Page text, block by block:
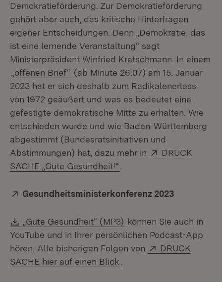
Demokratieförderung. Zur Demokratieförderung
gehört aber auch, das kritische Hinterfragen
eigener Entscheidungen. Denn „Demokratie, das
ist eine lernende Veranstaltung“ sagt
Ministerpräsident Winfried Kretschmann. In einem
„offenen Brief“ (ab Minute 26:07) am 15. Januar
2023 hat er sich deshalb zum Radikalenerlass
von 1972 geäußert und was es bedeutet eine
gefestigte demokratische Mitte zu erhalten. Wie
entschieden wurde und wie Baden-Württemberg
abgestimmt (Bundesratsinitiativen und
Abstimmungen) hat, dazu mehr in
Extern:
DRUCK
SACHE „Gute Gesundheit!“
Extern:
Gesundheitsministerkonferenz 2023
Download:
„Gute Gesundheit“ (MP3) (Öffnet in neuem
können Sie auch in
YouTube und in Ihrer persönlichen Podcast-App
hören. Alle bisherigen Folgen von
Extern:
DRUCK
SACHE hier auf einen Blick